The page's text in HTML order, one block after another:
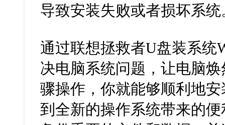
导致安装失败或者损坏系统
通过联想拯救者U盘装系统
决电脑系统问题，让电脑
骤操作，你就能够顺利地安
到全新的操作系统带来的